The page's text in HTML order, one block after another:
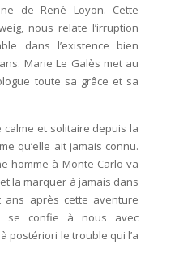
de René Loyon. Cette
nous relate l’irruption
dans l’existence bien
Marie Le Galès met au
toute sa grâce et sa
calme et solitaire depuis la
qu’elle ait jamais connu.
homme à Monte Carlo va
la marquer à jamais dans
ans après cette aventure
se confie à nous avec
postériori le trouble qui l’a